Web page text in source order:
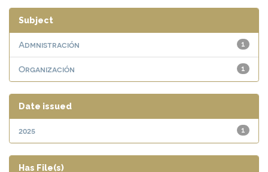
Subject
1
Admnistración
1
Organización
Date issued
1
2025
Has File(s)